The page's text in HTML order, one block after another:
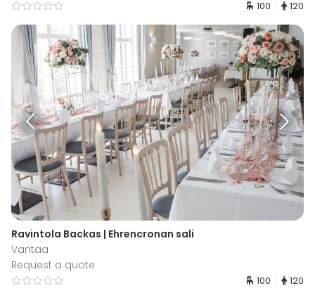
100 120
Ravintola Backas | Ehrencronan sali
Vantaa
Request a quote
100 120